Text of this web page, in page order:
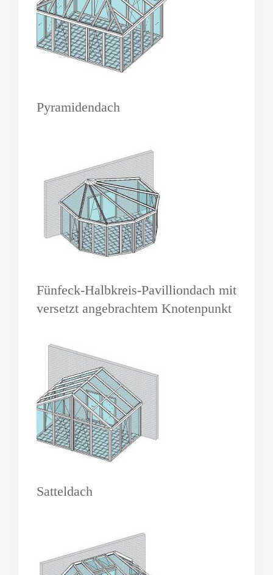
Pyramidendach
Fünfeck-Halbkreis-Pavilliondach mit
versetzt angebrachtem Knotenpunkt
Satteldach